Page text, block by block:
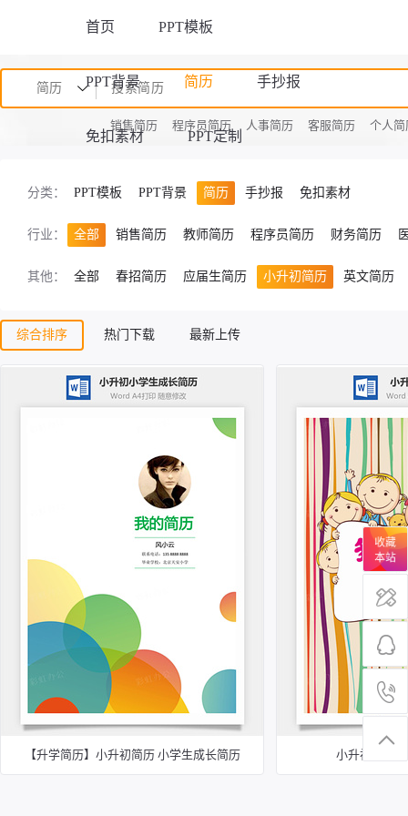
首页 PPT模板
PPT背景 简历 手抄报
免扣素材 PPT定制
简历
销售简历 程序员简历 人事简历 客服简历 个人简
分类： PPT模板 PPT背景 简历 手抄报 免扣素材
行业： 全部 销售简历 教师简历 程序员简历 财务简历
其他： 全部 春招简历 应届生简历 小升初简历 英文简历
综合排序 热门下载 最新上传
【升学简历】小升初简历 小学生成长简历 小升初简历
收藏
本站